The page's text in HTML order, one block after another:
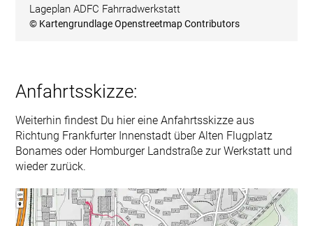
Lageplan ADFC Fahrradwerkstatt
© Kartengrundlage Openstreetmap Contributors
Anfahrtsskizze:
Weiterhin findest Du hier eine Anfahrtsskizze aus
Richtung Frankfurter Innenstadt über Alten Flugplatz
Bonames oder Homburger Landstraße zur Werkstatt und
wieder zurück.